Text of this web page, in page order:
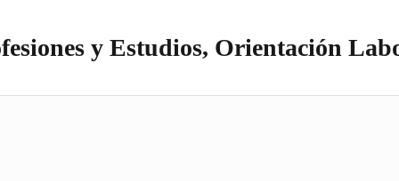
y Estudios, Orientación